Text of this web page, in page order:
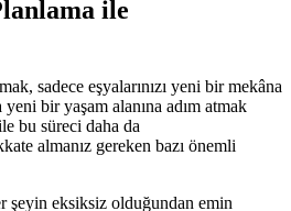
ile
sadece eşyalarınızı yeni bir mekâna
yeni bir yaşam alanına adım atmak
bu süreci daha da
almanız gereken bazı önemli
şeyin eksiksiz olduğundan emin